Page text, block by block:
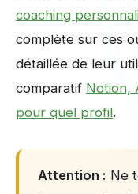
coaching
complète sur ces
détaillée de leur
comparatif Notion,
pour quel profil.
Attention : Ne